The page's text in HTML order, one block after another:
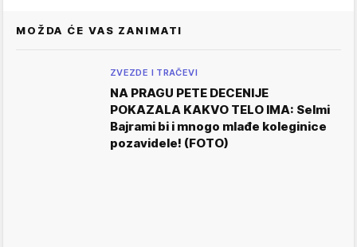
MOŽDA ĆE VAS ZANIMATI
ZVEZDE I TRAČEVI
NA PRAGU PETE DECENIJE
POKAZALA KAKVO TELO IMA: Selmi
Bajrami bi i mnogo mlađe koleginice
pozavidele! (FOTO)